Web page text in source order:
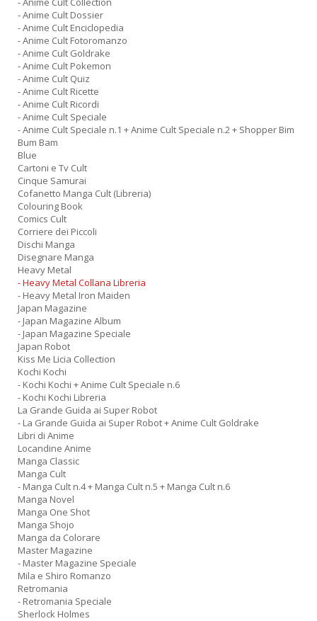
- Anime Cult Dossier
- Anime Cult Enciclopedia
- Anime Cult Fotoromanzo
- Anime Cult Goldrake
- Anime Cult Pokemon
- Anime Cult Quiz
- Anime Cult Ricette
- Anime Cult Ricordi
- Anime Cult Speciale
- Anime Cult Speciale n.1 + Anime Cult Speciale n.2 + Shopper Bim
Bum Bam
Blue
Cartoni e Tv Cult
Cinque Samurai
Cofanetto Manga Cult (Libreria)
Colouring Book
Comics Cult
Corriere dei Piccoli
Dischi Manga
Disegnare Manga
Heavy Metal
- Heavy Metal Collana Libreria
- Heavy Metal Iron Maiden
Japan Magazine
- Japan Magazine Album
- Japan Magazine Speciale
Japan Robot
Kiss Me Licia Collection
Kochi Kochi
- Kochi Kochi + Anime Cult Speciale n.6
- Kochi Kochi Libreria
La Grande Guida ai Super Robot
- La Grande Guida ai Super Robot + Anime Cult Goldrake
Libri di Anime
Locandine Anime
Manga Classic
Manga Cult
- Manga Cult n.4 + Manga Cult n.5 + Manga Cult n.6
Manga Novel
Manga One Shot
Manga Shojo
Manga da Colorare
Master Magazine
- Master Magazine Speciale
Mila e Shiro Romanzo
Retromania
- Retromania Speciale
Sherlock Holmes